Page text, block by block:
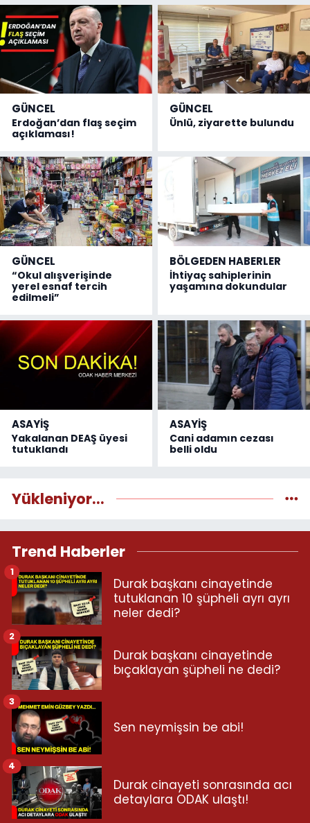
GÜNCEL
Erdoğan’dan flaş seçim
açıklaması!
GÜNCEL
Ünlü, ziyarette bulundu
GÜNCEL
“Okul alışverişinde
yerel esnaf tercih
edilmeli”
BÖLGEDEN HABERLER
İhtiyaç sahiplerinin
yaşamına dokundular
ASAYİŞ
Yakalanan DEAŞ üyesi
tutuklandı
ASAYİŞ
Cani adamın cezası
belli oldu
Yükleniyor...
Trend Haberler
Durak başkanı cinayetinde
tutuklanan 10 şüpheli ayrı ayrı
neler dedi?
1
Durak başkanı cinayetinde
bıçaklayan şüpheli ne dedi?
2
Sen neymişsin be abi!
3
Durak cinayeti sonrasında acı
detaylara ODAK ulaştı!
4